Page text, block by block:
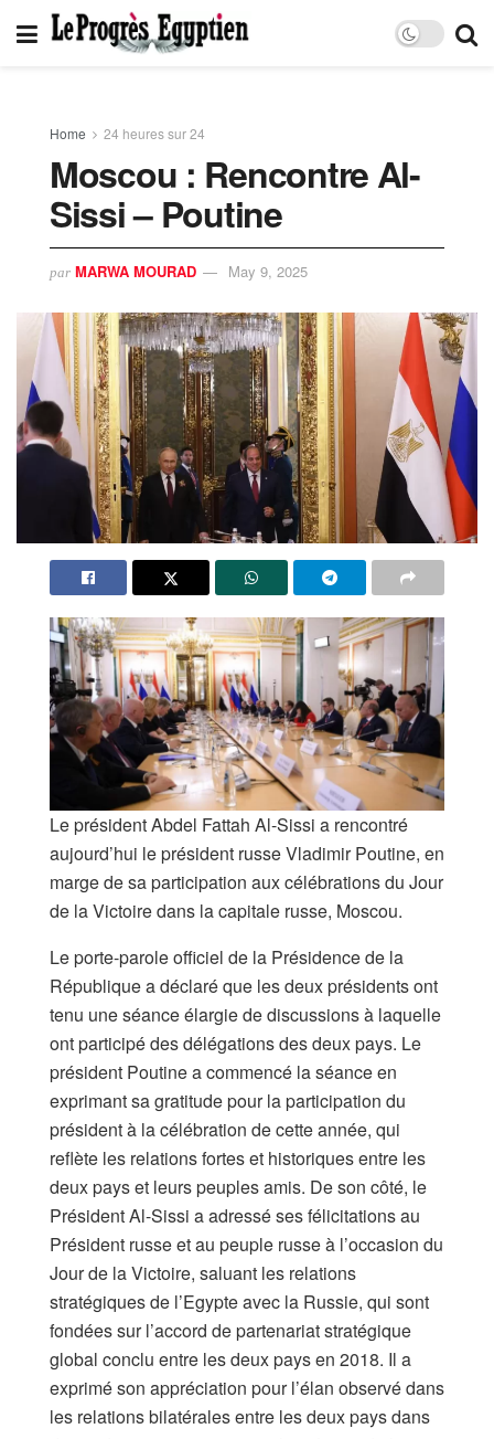
Home 24 heures sur 24
Moscou : Rencontre Al-
Sissi – Poutine
par MARWA MOURAD May 9, 2025
Le président Abdel Fattah Al-Sissi a rencontré
aujourd’hui le président russe Vladimir Poutine, en
marge de sa participation aux célébrations du Jour
de la Victoire dans la capitale russe, Moscou.
Le porte-parole officiel de la Présidence de la
République a déclaré que les deux présidents ont
tenu une séance élargie de discussions à laquelle
ont participé des délégations des deux pays. Le
président Poutine a commencé la séance en
exprimant sa gratitude pour la participation du
président à la célébration de cette année, qui
reflète les relations fortes et historiques entre les
deux pays et leurs peuples amis. De son côté, le
Président Al-Sissi a adressé ses félicitations au
Président russe et au peuple russe à l’occasion du
Jour de la Victoire, saluant les relations
stratégiques de l’Egypte avec la Russie, qui sont
fondées sur l’accord de partenariat stratégique
global conclu entre les deux pays en 2018. Il a
exprimé son appréciation pour l’élan observé dans
les relations bilatérales entre les deux pays dans